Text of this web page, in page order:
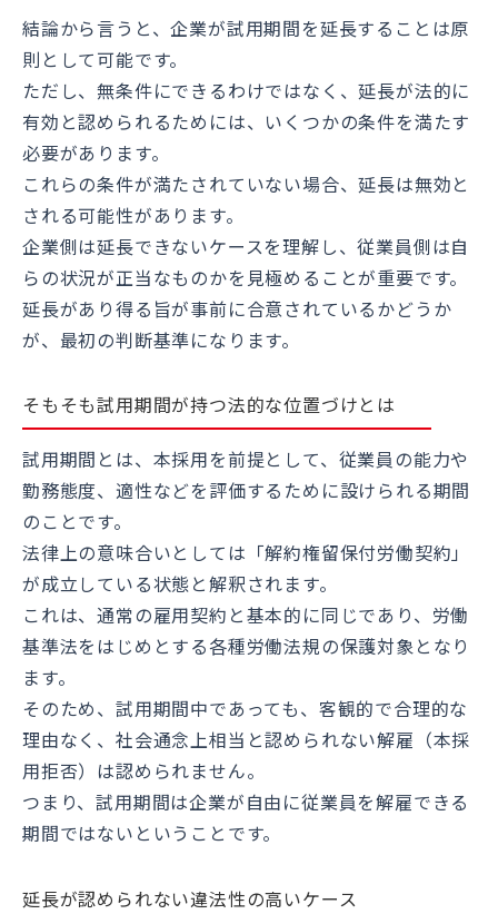
結論から言うと、企業が試用期間を延長することは原
則として可能です。
ただし、無条件にできるわけではなく、延長が法的に
有効と認められるためには、いくつかの条件を満たす
必要があります。
これらの条件が満たされていない場合、延長は無効と
される可能性があります。
企業側は延長できないケースを理解し、従業員側は自
らの状況が正当なものかを見極めることが重要です。
延長があり得る旨が事前に合意されているかどうか
が、最初の判断基準になります。
そもそも試用期間が持つ法的な位置づけとは
試用期間とは、本採用を前提として、従業員の能力や
勤務態度、適性などを評価するために設けられる期間
のことです。
法律上の意味合いとしては「解約権留保付労働契約」
が成立している状態と解釈されます。
これは、通常の雇用契約と基本的に同じであり、労働
基準法をはじめとする各種労働法規の保護対象となり
ます。
そのため、試用期間中であっても、客観的で合理的な
理由なく、社会通念上相当と認められない解雇（本採
用拒否）は認められません。
つまり、試用期間は企業が自由に従業員を解雇できる
期間ではないということです。
延長が認められない違法性の高いケース